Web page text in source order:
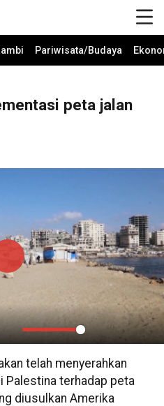
Pariwisata/Budaya
peta jalan
Mute Settings
PIP
Play
telah menyerahkan
terhadap peta
diusulkan Amerika